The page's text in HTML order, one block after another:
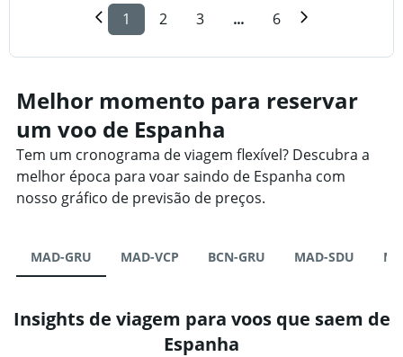
1 2 3 ... 6
Melhor momento para reservar
um voo de Espanha
Tem um cronograma de viagem flexível? Descubra a
melhor época para voar saindo de Espanha com
nosso gráfico de previsão de preços.
MAD-GRU MAD-VCP BCN-GRU MAD-SDU
Insights de viagem para voos que saem de
Espanha